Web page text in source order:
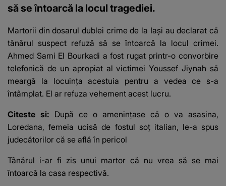
să se întoarcă la locul tragediei.
Martorii din dosarul dublei crime de la Iași au declarat că
tânărul suspect refuză să se întoarcă la locul crimei.
Ahmed Sami El Bourkadi a fost rugat printr-o convorbire
telefonică de un apropiat al victimei Youssef Jiynah să
meargă la locuința acestuia pentru a vedea ce s-a
întâmplat. El ar refuza vehement acest lucru.
Citeste si: După ce o ameninţase că o va asasina,
Loredana, femeia ucisă de fostul soț italian, le-a spus
judecătorilor că se află în pericol
Tânărul i-ar fi zis unui martor că nu vrea să se mai
întoarcă la casa respectivă.